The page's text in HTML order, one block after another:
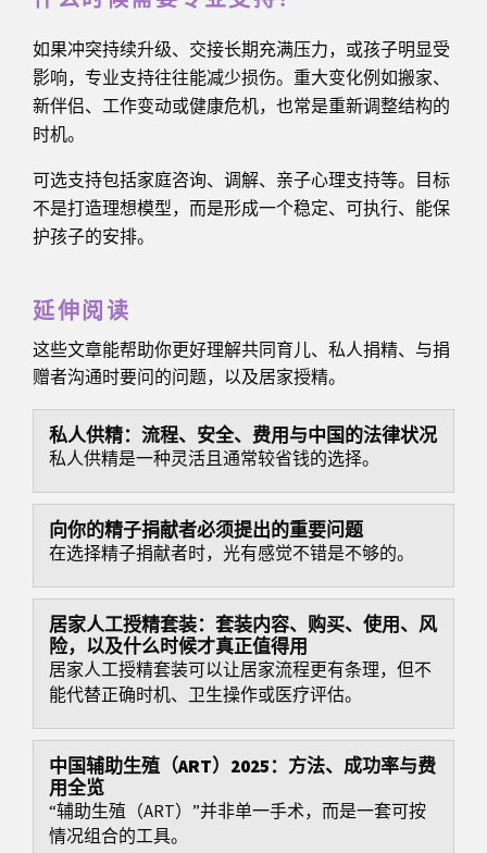
如果冲突持续升级、交接长期充满压力，或孩子明显受
影响，专业支持往往能减少损伤。重大变化例如搬家、
新伴侣、工作变动或健康危机，也常是重新调整结构的
时机。
可选支持包括家庭咨询、调解、亲子心理支持等。目标
不是打造理想模型，而是形成一个稳定、可执行、能保
护孩子的安排。
延伸阅读
这些文章能帮助你更好理解共同育儿、私人捐精、与捐
赠者沟通时要问的问题，以及居家授精。
私人供精：流程、安全、费用与中国的法律状况
私人供精是一种灵活且通常较省钱的选择。
向你的精子捐献者必须提出的重要问题
在选择精子捐献者时，光有感觉不错是不够的。
居家人工授精套装：套装内容、购买、使用、风
险，以及什么时候才真正值得用
居家人工授精套装可以让居家流程更有条理，但不
能代替正确时机、卫生操作或医疗评估。
中国辅助生殖（ART）2025：方法、成功率与费
用全览
“辅助生殖（ART）”并非单一手术，而是一套可按
情况组合的工具。